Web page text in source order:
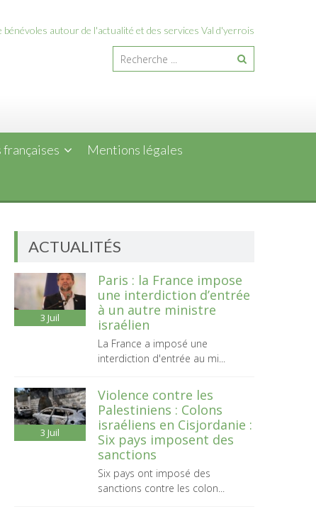
bénévoles autour de l'actualité et des services Val d'yerrois
françaises Mentions légales
ACTUALITÉS
3 Juil
Paris : la France impose
une interdiction d’entrée
à un autre ministre
israélien
La France a imposé une
interdiction d'entrée au mi...
3 Juil
Violence contre les
Palestiniens : Colons
israéliens en Cisjordanie :
Six pays imposent des
sanctions
Six pays ont imposé des
sanctions contre les colon...